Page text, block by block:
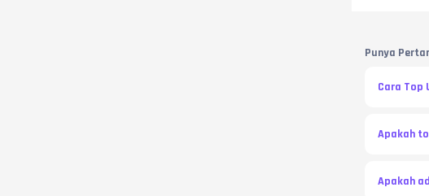
Punya
Cara Top
Apakah
Apakah